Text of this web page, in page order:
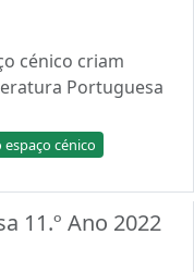
cénico criam
Portuguesa
cénico
11.º Ano 2022